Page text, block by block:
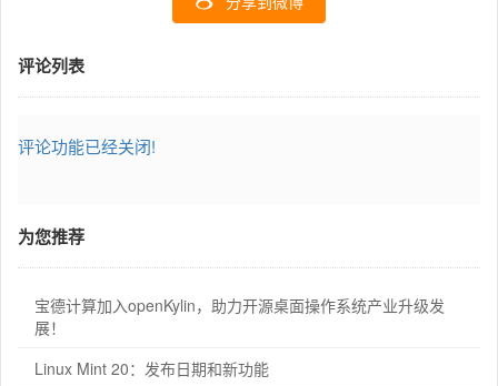
评论列表
评论功能已经关闭!
为您推荐
宝德计算加入openKylin，助力开源桌面操作系统产业升级发
展！
Linux Mint 20：发布日期和新功能